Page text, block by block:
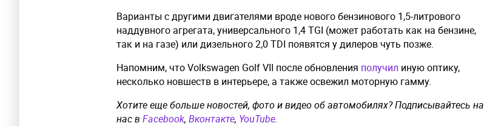
Варианты с другими двигателями вроде нового бензинового 1,5-литрового
наддувного агрегата, универсального 1,4 TGI (может работать как на бензине,
так и на газе) или дизельного 2,0 TDI появятся у дилеров чуть позже.
Напомним, что Volkswagen Golf VII после обновления получил иную оптику,
несколько новшеств в интерьере, а также освежил моторную гамму.
Хотите еще больше новостей, фото и видео об автомобилях? Подписывайтесь на
нас в Facebook, Вконтакте, YouTube.